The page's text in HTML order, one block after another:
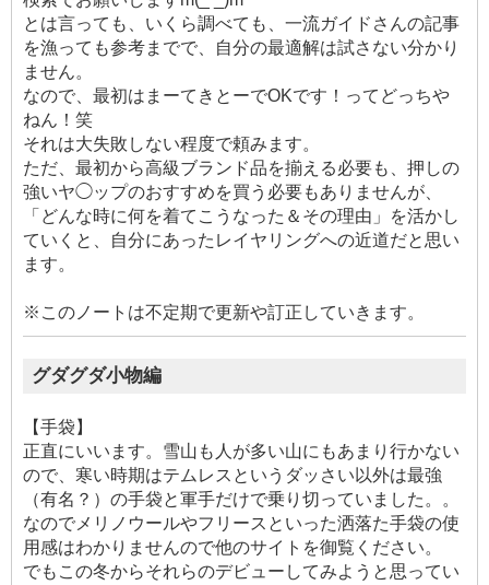
とは言っても、いくら調べても、一流ガイドさんの記事
を漁っても参考までで、自分の最適解は試さない分かり
ません。
なので、最初はまーてきとーでOKです！ってどっちや
ねん！笑
それは大失敗しない程度で頼みます。
ただ、最初から高級ブランド品を揃える必要も、押しの
強いヤ◯ップのおすすめを買う必要もありませんが、
「どんな時に何を着てこうなった＆その理由」を活かし
ていくと、自分にあったレイヤリングへの近道だと思い
ます。
※このノートは不定期で更新や訂正していきます。
グダグダ小物編
【手袋】
正直にいいます。雪山も人が多い山にもあまり行かない
ので、寒い時期はテムレスというダッさい以外は最強
（有名？）の手袋と軍手だけで乗り切っていました。。
なのでメリノウールやフリースといった洒落た手袋の使
用感はわかりませんので他のサイトを御覧ください。
でもこの冬からそれらのデビューしてみようと思ってい